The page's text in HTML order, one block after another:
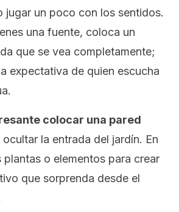
jugar un poco con los sentidos.
una fuente, coloca un
que se vea completamente;
expectativa de quien escucha
colocar una pared
ocultar la entrada del jardín. En
o elementos para crear
que sorprenda desde el